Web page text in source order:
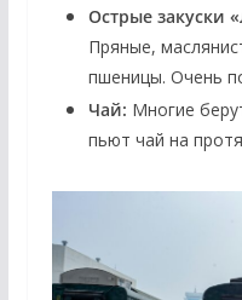
Острые закуски
Пряные,
пшеницы. Очень
Чай: Многие
пьют чай на